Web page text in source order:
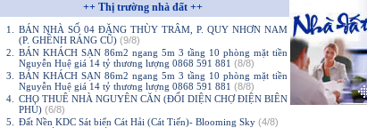
++ Thị trường nhà đất ++
1.
BÁN NHÀ SỐ 04 ĐẶNG THÙY TRÂM, P. QUY NHƠN NAM
(P. GHỀNH RÁNG CŨ)(9/8)
2.
BÁN KHÁCH SẠN 86m2 ngang 5m 3 tầng 10 phòng mặt tiền
Nguyễn Huệ giá 14 tỷ thương lượng 0868 591 881 (8/8)
3.
BÁN KHÁCH SẠN 86m2 ngang 5m 3 tầng 10 phòng mặt tiền
Nguyễn Huệ giá 14 tỷ thương lượng 0868 591 881 (8/8)
4.
CHO THUÊ NHÀ NGUYÊN CĂN (ĐỐI DIỆN CHỢ ĐIỆN BIÊN
PHỦ)(6/8)
5.
Đất Nền KDC Sát biển Cát Hải (Cát Tiến)- Blooming Sky(4/8)